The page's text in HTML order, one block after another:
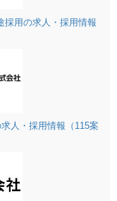
用の求人・採用情報
人・採用情報（115案